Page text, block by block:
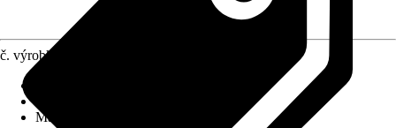
č. výrobku
Materiál